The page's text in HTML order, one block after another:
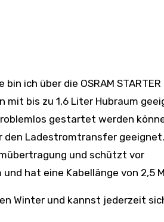
bis zu 1,6 Liter Hubraum
gestartet werden
den Ladestromtransfer
und schützt vor
hat eine Kabellänge von 2,5
Winter und kannst jederzeit